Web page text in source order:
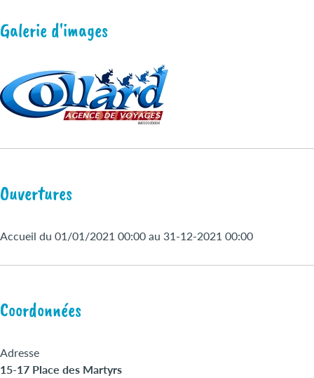
Galerie d'images
Ouvertures
Accueil du 01/01/2021 00:00 au 31-12-2021 00:00
Coordonnées
Adresse
15-17 Place des Martyrs